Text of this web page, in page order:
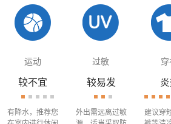
运动 过敏 穿
较不宜
有降水，推荐您
较易发
外出需远离过敏
建议穿